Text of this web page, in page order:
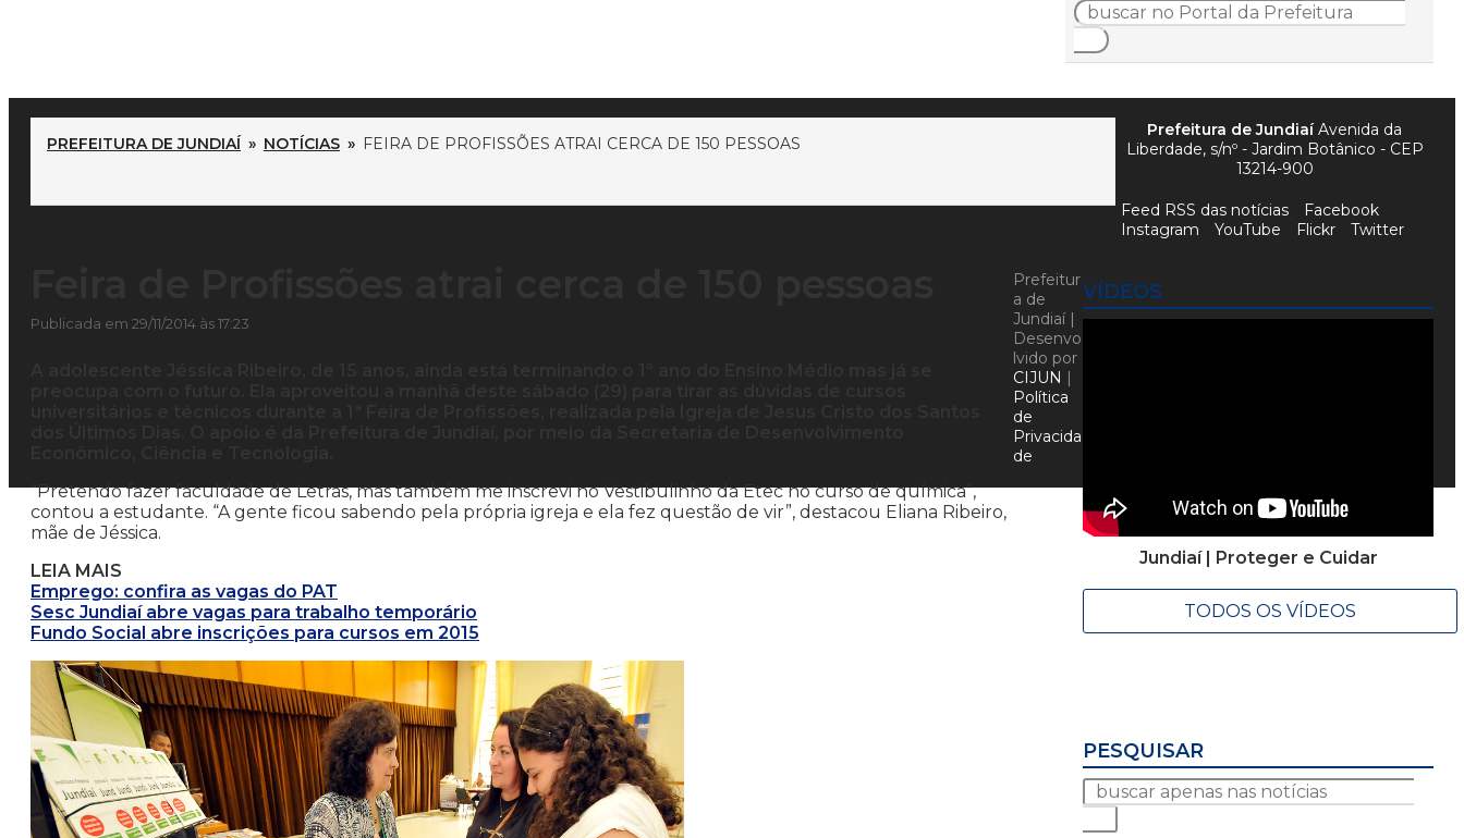
PREFEITURA DE JUNDIAÍ » NOTÍCIAS » FEIRA DE PROFISSÕES ATRAI CERCA DE 150 PESSOAS
Publicada em 29/11/2014 às 17:23
“Pretendo fazer faculdade de Letras, mas também me inscrevi no Vestibulinho da Etec no curso de química”,
contou a estudante. “A gente ficou sabendo pela própria igreja e ela fez questão de vir”, destacou Eliana Ribeiro,
mãe de Jéssica.
LEIA MAIS
Emprego: confira as vagas do PAT
Sesc Jundiaí abre vagas para trabalho temporário
Fundo Social abre inscrições para cursos em 2015
VÍDEOS
Jundiaí | Proteger e Cuidar
TODOS OS VÍDEOS
PESQUISAR
Prefeitura de JundiaíAvenida da
Liberdade, s/nº - Jardim Botânico - CEP
13214-900
Feed RSS das notícias
Facebook
Instagram
YouTube Flickr Twitter
Prefeitur
a de
Jundiaí |
Desenvo
lvido por
CIJUN |
Política
de
Privacida
de